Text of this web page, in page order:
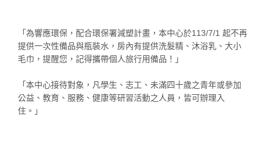
「為響應環保，配合環保署減塑計畫，本中心於113/7/1 起不再
提供一次性備品與瓶裝水，房內有提供洗髮精、沐浴乳、大小
毛巾，提醒您，記得攜帶個人旅行用備品！」
「本中心接待對象，凡學生、志工、未滿四十歲之青年或參加
公益、教育、服務、健康等研習活動之人員，皆可辦理入
住。」